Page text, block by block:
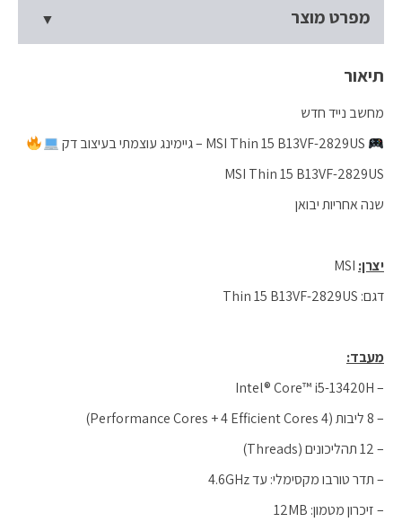
מפרט מוצר
תיאור
מחשב נייד חדש
MSI Thin 15 B13VF-2829US
שנה אחריות יבואן
יצרן:
דגם: Thin 15 B13VF-2829US
מעבד:
– Intel® Core™ i5-13420H
– 8 ליבות (4 Performance Cores + 4 Efficient Cores)
– 12 תהליכונים (Threads)
– תדר טורבו מקסימלי: עד 4.6GHz
– זיכרון מטמון: 12MB